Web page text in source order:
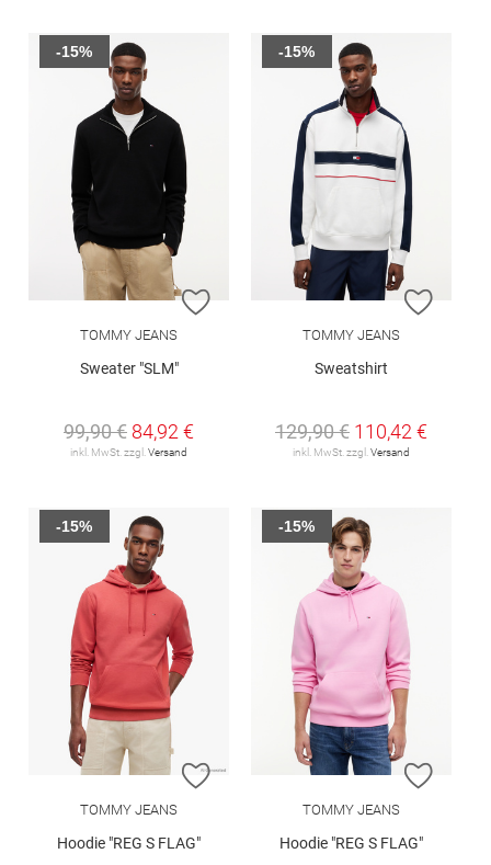
ZUR WUNSCHLISTE HINZUFÜGEN
TOMMY JEANS
Sweater "SLM"
99,90 € 84,92 €
inkl. MwSt. zzgl. Versand
-15%
ZUR
TOMMY JEANS
Sweatshirt
129,90 € 110,42 €
inkl. MwSt. zzgl. Versand
-15%
ZUR WUNSCHLISTE HINZUFÜGEN
TOMMY JEANS
Hoodie "REG S FLAG"
-15%
ZUR
TOMMY JEANS
Hoodie "REG S FLAG"
-15%